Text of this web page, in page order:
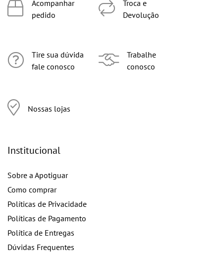
Acompanhar
pedido
Tire sua dúvida
fale conosco
Nossas lojas
Troca e
Devolução
Trabalhe
conosco
Institucional
Sobre a Apotiguar
Como comprar
Políticas de Privacidade
Políticas de Pagamento
Política de Entregas
Dúvidas Frequentes